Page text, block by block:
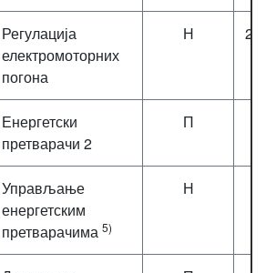
Регулација
електромоторних
погона
Н
Енергетски
претварачи 2
П
Управљање
енергетским
претварачима 5)
Н